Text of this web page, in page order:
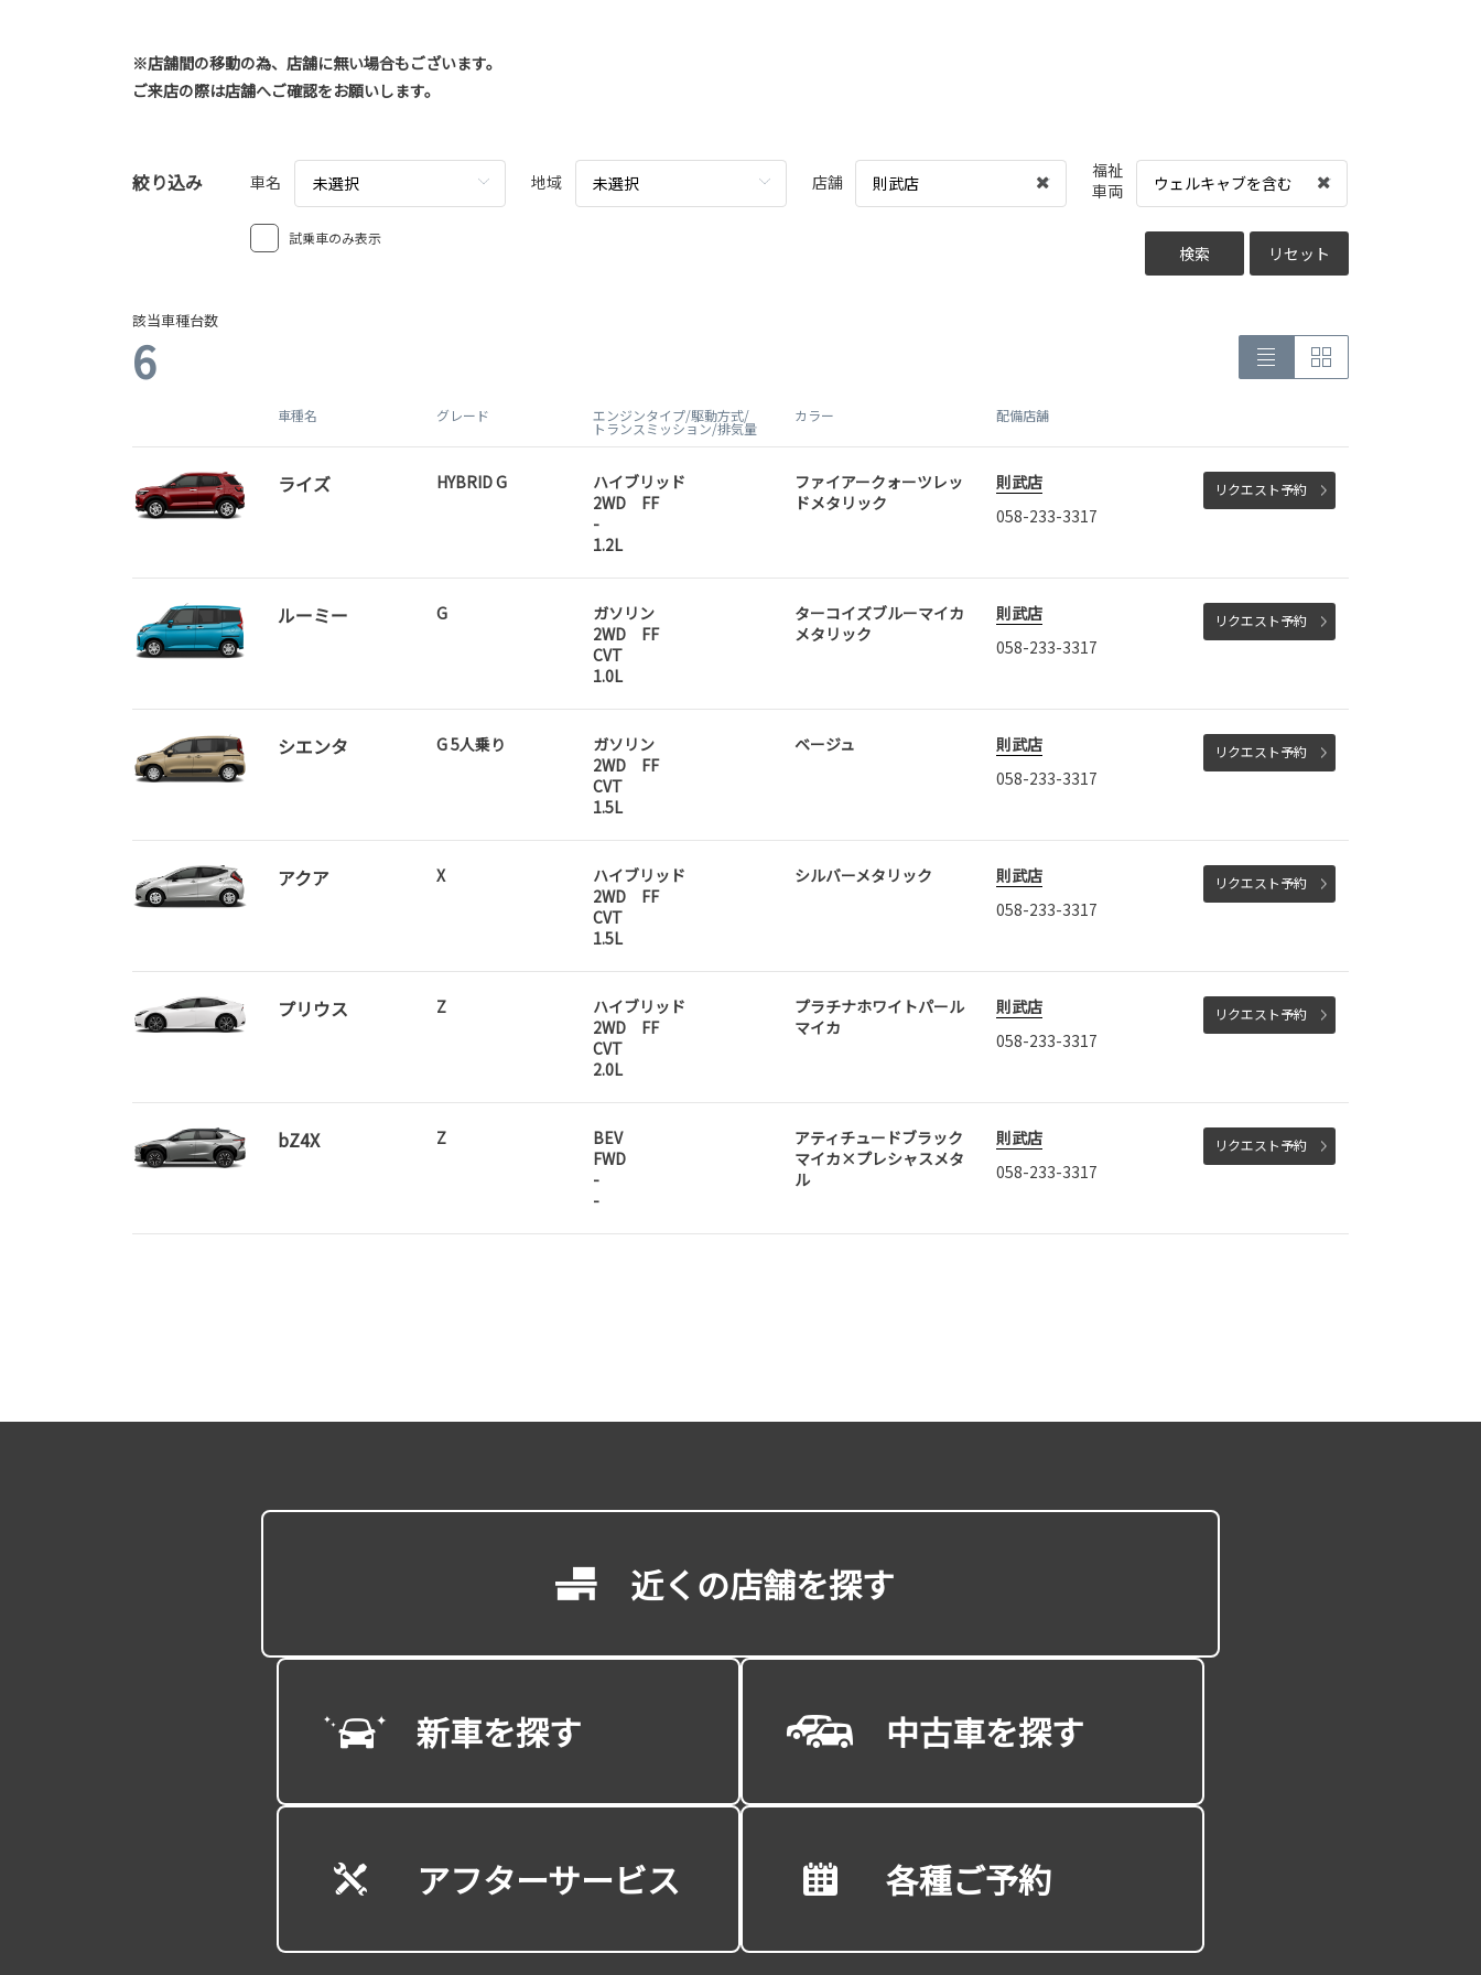
※店舗間の移動の為、店舗に無い場合もございます。
ご来店の際は店舗へご確認をお願いします。
絞り込み 車名 未選択 地域 未選択 店舗 則武店
福祉
車両
ウェルキャブを含む
試乗車のみ表示
検索 リセット
該当車種台数
6
車種名 グレード エンジンタイプ/駆動方式/
トランスミッション/排気量
カラー 配備店舗
ライズ HYBRID G
ハイブリッド
2WD FF
-
1.2L
ファイアークォーツレッ
ドメタリック
則武店
058-233-3317
リクエスト予約
ルーミー G
ガソリン
2WD FF
CVT
1.0L
ターコイズブルーマイカ
メタリック
則武店
058-233-3317
リクエスト予約
シエンタ G 5人乗り
ガソリン
2WD FF
CVT
1.5L
ベージュ
則武店
058-233-3317
リクエスト予約
アクア X
ハイブリッド
2WD FF
CVT
1.5L
シルバーメタリック
則武店
058-233-3317
リクエスト予約
プリウス Z
ハイブリッド
2WD FF
CVT
2.0L
プラチナホワイトパール
マイカ
則武店
058-233-3317
リクエスト予約
bZ4X Z
BEV
FWD
-
-
アティチュードブラック
マイカ×プレシャスメタ
ル
則武店
058-233-3317
リクエスト予約
近くの店舗を探す
新車を探す 中古車を探す
アフターサービス 各種ご予約